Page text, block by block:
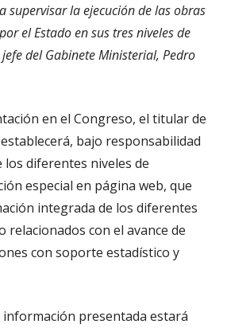
supervisar la ejecución de las obras
el Estado en sus tres niveles de
del Gabinete Ministerial, Pedro
en el Congreso, el titular de
bajo responsabilidad
los diferentes niveles de
especial en página web, que
integrada de los diferentes
relacionados con el avance de
con soporte estadístico y
información presentada estará